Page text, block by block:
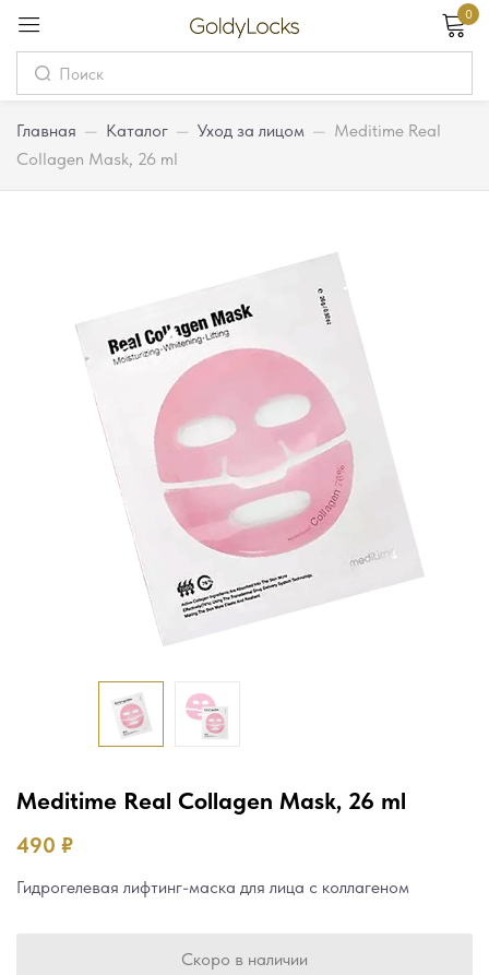
0
Главная — Каталог — Уход за лицом — Meditime Real
Сollagen Mask, 26 ml
Meditime Real Сollagen Mask, 26 ml
490 ₽
Гидрогелевая лифтинг-маска для лица с коллагеном
Скоро в наличии
Вход
Password
Забыли пароль?
Вход
Или войдите через